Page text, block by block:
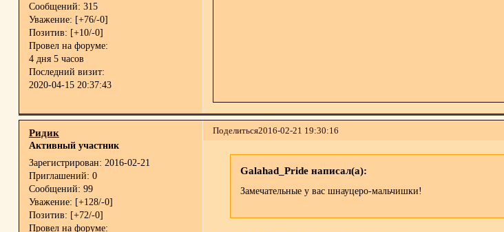
Сообщений: 315
Уважение: [+76/-0]
Позитив: [+10/-0]
Провел на форуме:
4 дня 5 часов
Последний визит:
2020-04-15 20:37:43
Поделиться2016-02-21 19:30:16
Ридик
Активный участник
Зарегистрирован: 2016-02-21
Приглашений: 0
Сообщений: 99
Уважение: [+128/-0]
Позитив: [+72/-0]
Провел на форуме:
Galahad_Pride написал(а):
Замечательные у вас шнауцеро-мальчишки!